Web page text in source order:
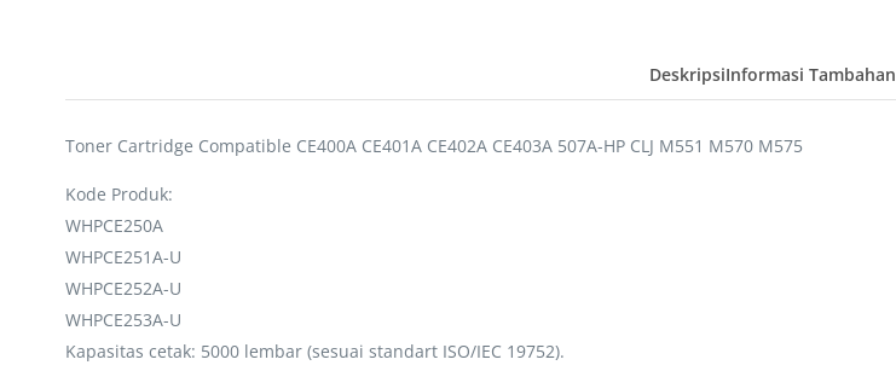
DeskripsiInformasi Tambahan
Toner Cartridge Compatible CE400A CE401A CE402A CE403A 507A-HP CLJ M551 M570 M575
Kode Produk:
WHPCE250A
WHPCE251A-U
WHPCE252A-U
WHPCE253A-U
Kapasitas cetak: 5000 lembar (sesuai standart ISO/IEC 19752).